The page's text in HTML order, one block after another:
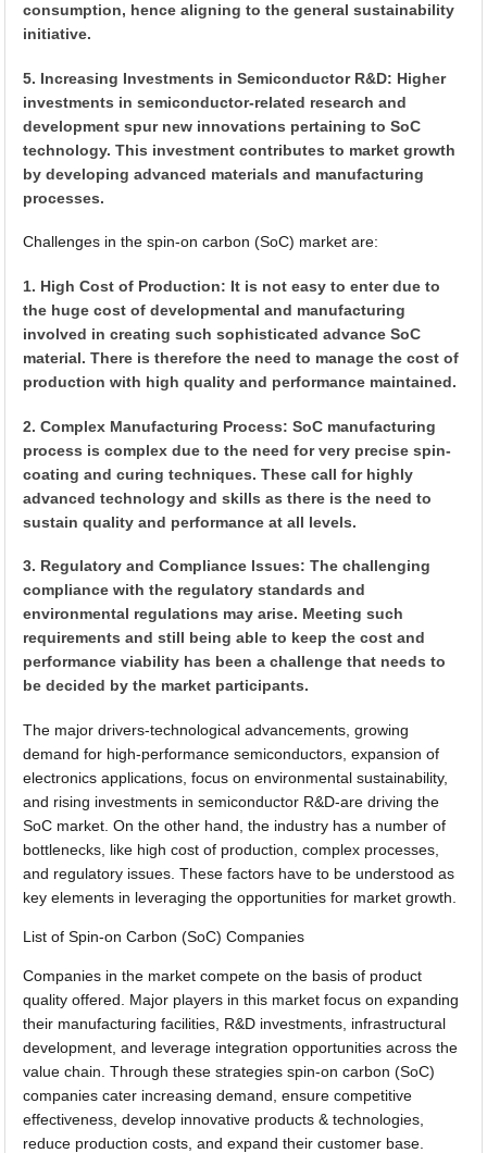
consumption, hence aligning to the general sustainability
initiative.
5. Increasing Investments in Semiconductor R&D: Higher
investments in semiconductor-related research and
development spur new innovations pertaining to SoC
technology. This investment contributes to market growth
by developing advanced materials and manufacturing
processes.
Challenges in the spin-on carbon (SoC) market are:
1. High Cost of Production: It is not easy to enter due to
the huge cost of developmental and manufacturing
involved in creating such sophisticated advance SoC
material. There is therefore the need to manage the cost of
production with high quality and performance maintained.
2. Complex Manufacturing Process: SoC manufacturing
process is complex due to the need for very precise spin-
coating and curing techniques. These call for highly
advanced technology and skills as there is the need to
sustain quality and performance at all levels.
3. Regulatory and Compliance Issues: The challenging
compliance with the regulatory standards and
environmental regulations may arise. Meeting such
requirements and still being able to keep the cost and
performance viability has been a challenge that needs to
be decided by the market participants.
The major drivers-technological advancements, growing
demand for high-performance semiconductors, expansion of
electronics applications, focus on environmental sustainability,
and rising investments in semiconductor R&D-are driving the
SoC market. On the other hand, the industry has a number of
bottlenecks, like high cost of production, complex processes,
and regulatory issues. These factors have to be understood as
key elements in leveraging the opportunities for market growth.
List of Spin-on Carbon (SoC) Companies
Companies in the market compete on the basis of product
quality offered. Major players in this market focus on expanding
their manufacturing facilities, R&D investments, infrastructural
development, and leverage integration opportunities across the
value chain. Through these strategies spin-on carbon (SoC)
companies cater increasing demand, ensure competitive
effectiveness, develop innovative products & technologies,
reduce production costs, and expand their customer base.